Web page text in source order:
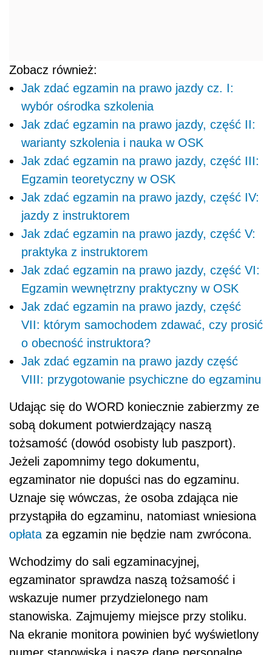
Zobacz również:
Jak zdać egzamin na prawo jazdy cz. I:
wybór ośrodka szkolenia
Jak zdać egzamin na prawo jazdy, część II:
warianty szkolenia i nauka w OSK
Jak zdać egzamin na prawo jazdy, część III:
Egzamin teoretyczny w OSK
Jak zdać egzamin na prawo jazdy, część IV:
jazdy z instruktorem
Jak zdać egzamin na prawo jazdy, część V:
praktyka z instruktorem
Jak zdać egzamin na prawo jazdy, część VI:
Egzamin wewnętrzny praktyczny w OSK
Jak zdać egzamin na prawo jazdy, część
VII: którym samochodem zdawać, czy prosić
o obecność instruktora?
Jak zdać egzamin na prawo jazdy część
VIII: przygotowanie psychiczne do egzaminu
Udając się do WORD koniecznie zabierzmy ze
sobą dokument potwierdzający naszą
tożsamość (dowód osobisty lub paszport).
Jeżeli zapomnimy tego dokumentu,
egzaminator nie dopuści nas do egzaminu.
Uznaje się wówczas, że osoba zdająca nie
przystąpiła do egzaminu, natomiast wniesiona
opłata za egzamin nie będzie nam zwrócona.
Wchodzimy do sali egzaminacyjnej,
egzaminator sprawdza naszą tożsamość i
wskazuje numer przydzielonego nam
stanowiska. Zajmujemy miejsce przy stoliku.
Na ekranie monitora powinien być wyświetlony